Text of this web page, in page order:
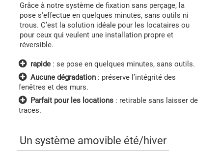
Grâce à notre système de fixation sans perçage, la
pose s'effectue en quelques minutes, sans outils ni
trous. C’est la solution idéale pour les locataires ou
pour ceux qui veulent une installation propre et
réversible.
rapide : se pose en quelques minutes, sans outils.
Aucune dégradation : préserve l’intégrité des
fenêtres et des murs.
Parfait pour les locations : retirable sans laisser de
traces.
Un système amovible été/hiver